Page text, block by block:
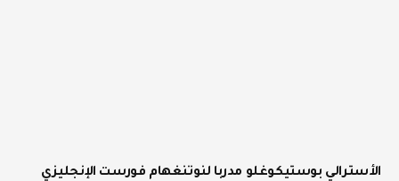
الأسترالي بوستيكوغلو مدربا لنوتنغهام فورست الإنجليزي